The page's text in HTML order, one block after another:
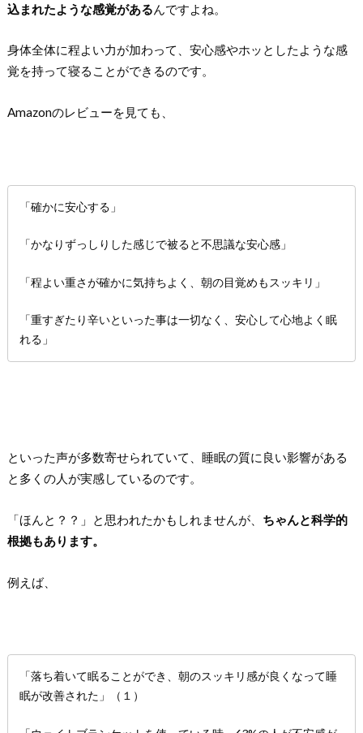
込まれたような感覚があるんですよね。
身体全体に程よい力が加わって、安心感やホッとしたような感
覚を持って寝ることができるのです。
Amazonのレビューを見ても、
「確かに安心する」
「かなりずっしりした感じで被ると不思議な安心感」
「程よい重さが確かに気持ちよく、朝の目覚めもスッキリ」
「重すぎたり辛いといった事は一切なく、安心して心地よく眠
れる」
といった声が多数寄せられていて、睡眠の質に良い影響がある
と多くの人が実感しているのです。
「ほんと？？」と思われたかもしれませんが、 ちゃんと科学的
根拠もあります。
例えば、
「落ち着いて眠ることができ、朝のスッキリ感が良くなって睡
眠が改善された」（１）